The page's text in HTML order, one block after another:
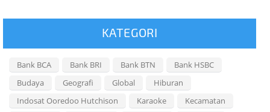
KATEGORI
Bank BCA Bank BRI Bank BTN
Bank HSBC
Budaya
Geografi Global
Hiburan
Indosat Ooredoo Hutchison
Karaoke
Kecamatan